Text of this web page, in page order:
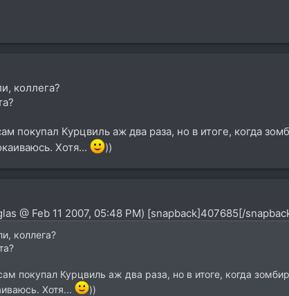
коллега?
покупал Курцвиль аж два раза, но в итоге, когда
Хотя...
))
@ Feb 11 2007, 05:48 PM) [snapback]407685[/
коллега?
покупал Курцвиль аж два раза, но в итоге, когда
Хотя...
))